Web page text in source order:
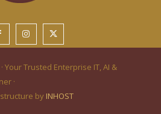
· Your Trusted Enterprise IT, AI &
·
by INHOST